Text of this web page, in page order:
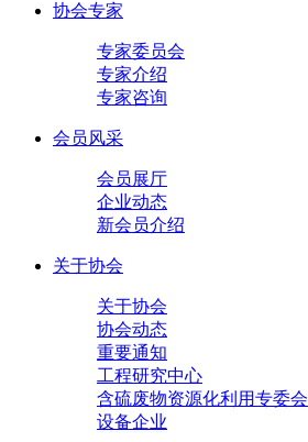
协会专家
专家委员会
专家介绍
专家咨询
会员风采
会员展厅
企业动态
新会员介绍
关于协会
关于协会
协会动态
重要通知
工程研究中心
含硫废物资源化利用专委会
设备企业